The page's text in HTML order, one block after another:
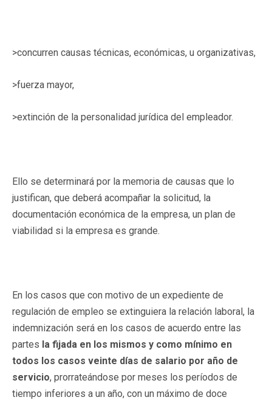
>concurren causas técnicas, económicas, u organizativas,
>fuerza mayor,
>extinción de la personalidad jurídica del empleador.
Ello se determinará por la memoria de causas que lo
justifican, que deberá acompañar la solicitud, la
documentación económica de la empresa, un plan de
viabilidad si la empresa es grande.
En los casos que con motivo de un expediente de
regulación de empleo se extinguiera la relación laboral, la
indemnización será en los casos de acuerdo entre las
partes la fijada en los mismos y como mínimo en
todos los casos veinte días de salario por año de
servicio, prorrateándose por meses los períodos de
tiempo inferiores a un año, con un máximo de doce